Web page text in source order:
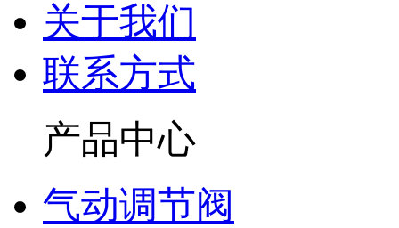
关于我们
联系方式
产品中心
气动调节阀